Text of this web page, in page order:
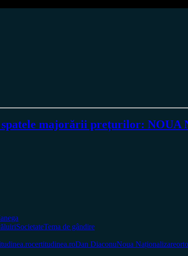
spatele majorării prețurilor:
SocietateTema de gândire
certitudinea.roDan DiaconuNoua Naționalizare